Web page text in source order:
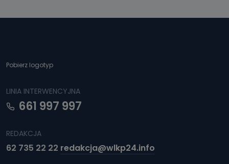
Pobierz logotyp
LINIA INTERWENCYJNA
661 997 997
REDAKCJA
62 735 22 22 redakcja@wlkp24.info